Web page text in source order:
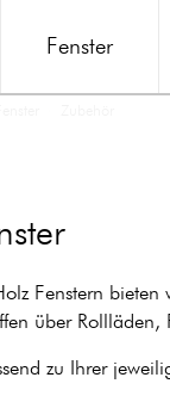
Fenster
Fenstern bieten
über Rollläden,
zu Ihrer